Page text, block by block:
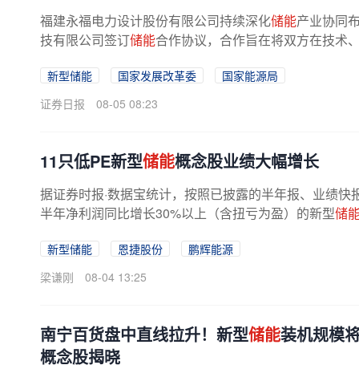
福建永福电力设计股份有限公司持续深化储能产业协同
技有限公司签订储能合作协议，合作旨在将双方在技术
新型储能 国家发展改革委
国家能源局
证券日报
08-05 08:23
11只低PE新型储能概念股业绩大幅增长
据证券时报·数据宝统计，按照已披露的半年报、业绩
半年净利润同比增长30%以上（含扭亏为盈）的新型储
新型储能 恩捷股份
鹏辉能源
梁谦刚
08-04 13:25
南宁百货盘中直线拉升！新型储能装机规模
概念股揭晓